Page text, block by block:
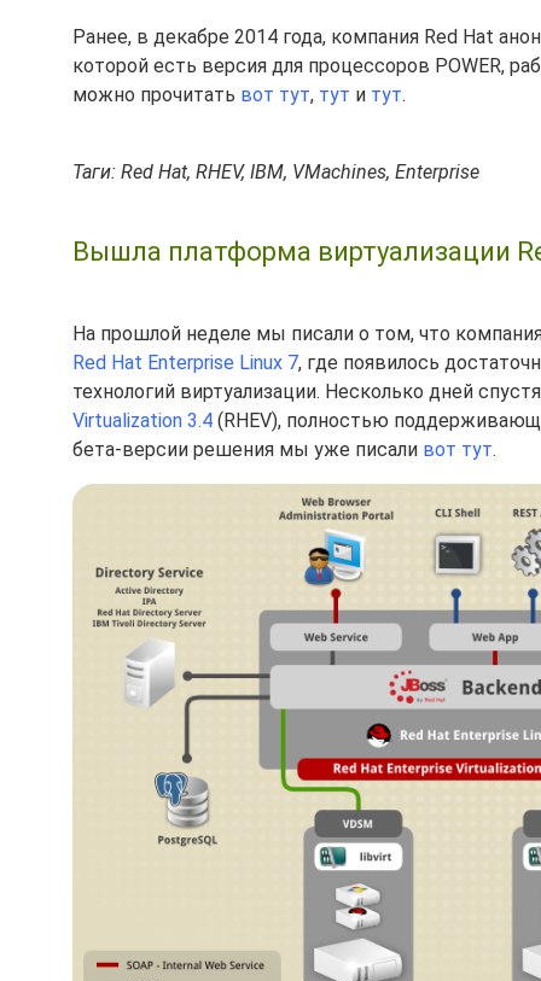
Ранее, в декабре 2014 года, компания Red Hat
которой есть версия для процессоров POWER,
можно прочитать вот тут, тут и тут.
Таги: Red Hat, RHEV, IBM, VMachines, Enterprise
Вышла платформа виртуализации
На прошлой неделе мы писали о том, что
Red Hat Enterprise Linux 7, где появилось
технологий виртуализации. Несколько дней
Virtualization 3.4 (RHEV), полностью
бета-версии решения мы уже писали вот тут.